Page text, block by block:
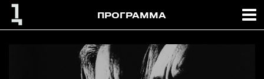
ПРОГРАММА